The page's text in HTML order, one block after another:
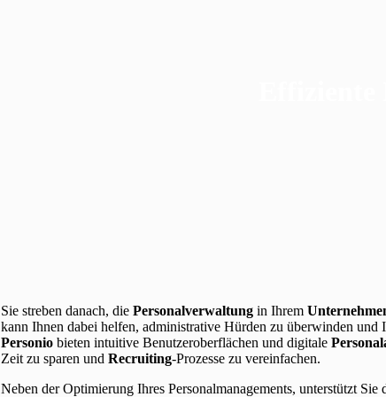
Sie streben danach, die Personalverwaltung in Ihrem
kann Ihnen dabei helfen, administrative Hürden zu überwinden und
Personio bieten intuitive Benutzeroberflächen und digitale
Zeit zu sparen und Recruiting-Prozesse zu vereinfachen.
Neben der Optimierung Ihres Personalmanagements, unterstützt Sie